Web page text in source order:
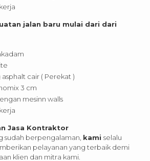
jalan baru mulai dari dari
cair ( Perekat )
3 cm
mesinn walls
Jasa Kontraktor
sudah berpengalaman, kami selalu
pelayanan yang terbaik demi
klien dan mitra kami.